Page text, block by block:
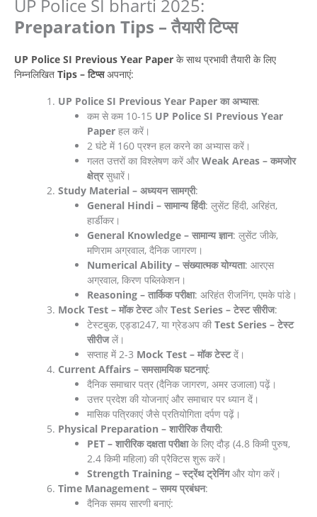
UP Police SI bharti 2025:
Preparation Tips – तैयारी टिप्स
UP Police SI Previous Year Paper के साथ प्रभावी तैयारी के लिए
निम्नलिखित Tips – टिप्सअपनाएं:
UP Police SI Previous Year Paper का अभ्यास:
कम से कम 10-15 UP Police SI Previous Year
Paper हल करें।
2 घंटे में 160 प्रश्न हल करने का अभ्यास करें।
गलत उत्तरों का विश्लेषण करें और Weak Areas – कमजोर
क्षेत्रसुधारें।
Study Material – अध्ययन सामग्री:
General Hindi – सामान्य हिंदी: लुसेंट हिंदी, अरिहंत,
हार्डीकर।
General Knowledge – सामान्य ज्ञान: लुसेंट जीके,
मणिराम अग्रवाल, दैनिक जागरण।
Numerical Ability – संख्यात्मक योग्यता: आरएस
अग्रवाल, किरण पब्लिकेशन।
Reasoning – तार्किक परीक्षा: अरिहंत रीजनिंग, एमके पांडे।
Mock Test – मॉक टेस्टऔर Test Series – टेस्ट सीरीज:
टेस्टबुक, एड्डा247, या ग्रेडअप की Test Series – टेस्ट
सीरीजलें।
सप्ताह में 2-3 Mock Test – मॉक टेस्टदें।
Current Affairs – समसामयिक घटनाएं:
दैनिक समाचार पत्र (दैनिक जागरण, अमर उजाला) पढ़ें।
उत्तर प्रदेश की योजनाएं और समाचार पर ध्यान दें।
मासिक पत्रिकाएं जैसे प्रतियोगिता दर्पण पढ़ें।
Physical Preparation – शारीरिक तैयारी:
PET – शारीरिक दक्षता परीक्षाके लिए दौड़ (4.8 किमी पुरुष,
2.4 किमी महिला) की प्रैक्टिस शुरू करें।
Strength Training – स्ट्रेंथ ट्रेनिंगऔर योग करें।
Time Management – समय प्रबंधन:
दैनिक समय सारणी बनाएं: